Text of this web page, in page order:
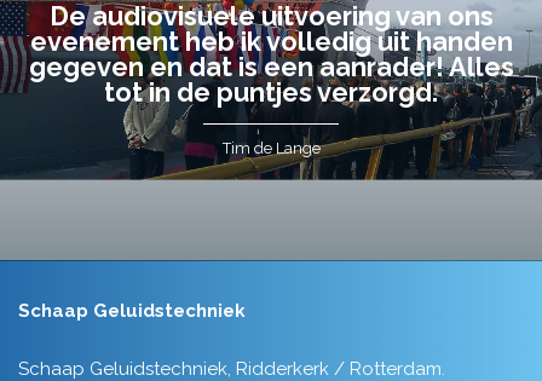
De audiovisuele uitvoering van ons
evenement heb ik volledig uit handen
gegeven en dat is een aanrader! Alles
tot in de puntjes verzorgd.
Tim de Lange
Schaap Geluidstechniek
Schaap Geluidstechniek, Ridderkerk / Rotterdam.